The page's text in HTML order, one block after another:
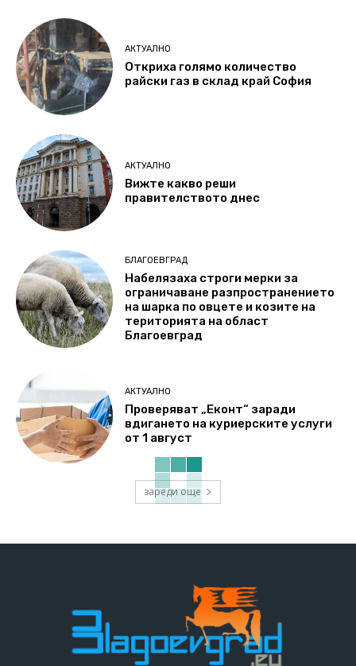
АКТУАЛНО
Откриха голямо количество
райски газ в склад край София
АКТУАЛНО
Вижте какво реши
правителството днес
БЛАГОЕВГРАД
Набелязаха строги мерки за
ограничаване разпространението
на шарка по овцете и козите на
територията на област
Благоевград
АКТУАЛНО
Проверяват „Еконт“ заради
вдигането на куриерските услуги
от 1 август
зареди още